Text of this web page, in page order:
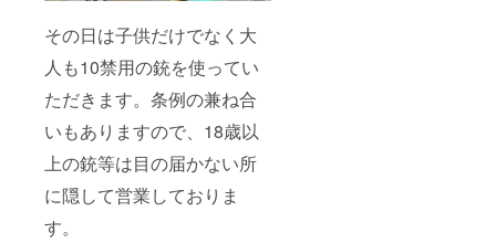
その日は子供だけでなく大
人も10禁用の銃を使ってい
ただきます。条例の兼ね合
いもありますので、18歳以
上の銃等は目の届かない所
に隠して営業しておりま
す。